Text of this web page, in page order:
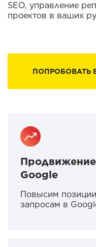
SEO, управление
проектов в ваших
ПОПРОБОВАТЬ
Google
Повысим
запросам в